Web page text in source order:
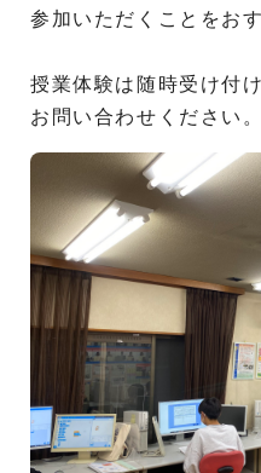
参加いただくことをお
授業体験は随時受け付
お問い合わせください。